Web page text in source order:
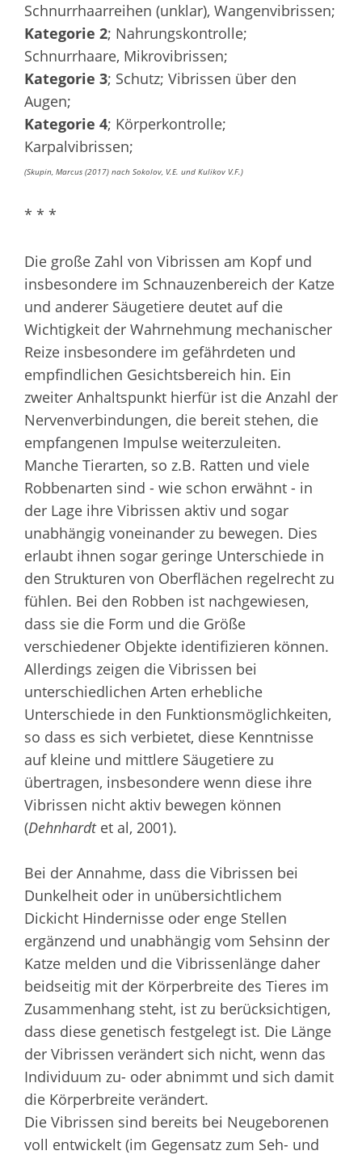
Schnurrhaarreihen (unklar), Wangenvibrissen;
Kategorie 2; Nahrungskontrolle;
Schnurrhaare, Mikrovibrissen;
Kategorie 3; Schutz; Vibrissen über den
Augen;
Kategorie 4; Körperkontrolle;
Karpalvibrissen;
(Skupin, Marcus (2017) nach Sokolov, V.E. und Kulikov V.F.)
* * *
Die große Zahl von Vibrissen am Kopf und
insbesondere im Schnauzenbereich der Katze
und anderer Säugetiere deutet auf die
Wichtigkeit der Wahrnehmung mechanischer
Reize insbesondere im gefährdeten und
empfindlichen Gesichtsbereich hin. Ein
zweiter Anhaltspunkt hierfür ist die Anzahl der
Nervenverbindungen, die bereit stehen, die
empfangenen Impulse weiterzuleiten.
Manche Tierarten, so z.B. Ratten und viele
Robbenarten sind - wie schon erwähnt - in
der Lage ihre Vibrissen aktiv und sogar
unabhängig voneinander zu bewegen. Dies
erlaubt ihnen sogar geringe Unterschiede in
den Strukturen von Oberflächen regelrecht zu
fühlen. Bei den Robben ist nachgewiesen,
dass sie die Form und die Größe
verschiedener Objekte identifizieren können.
Allerdings zeigen die Vibrissen bei
unterschiedlichen Arten erhebliche
Unterschiede in den Funktionsmöglichkeiten,
so dass es sich verbietet, diese Kenntnisse
auf kleine und mittlere Säugetiere zu
übertragen, insbesondere wenn diese ihre
Vibrissen nicht aktiv bewegen können
(Dehnhardtet al, 2001).
Bei der Annahme, dass die Vibrissen bei
Dunkelheit oder in unübersichtlichem
Dickicht Hindernisse oder enge Stellen
ergänzend und unabhängig vom Sehsinn der
Katze melden und die Vibrissenlänge daher
beidseitig mit der Körperbreite des Tieres im
Zusammenhang steht, ist zu berücksichtigen,
dass diese genetisch festgelegt ist. Die Länge
der Vibrissen verändert sich nicht, wenn das
Individuum zu- oder abnimmt und sich damit
die Körperbreite verändert.
Die Vibrissen sind bereits bei Neugeborenen
voll entwickelt (im Gegensatz zum Seh- und